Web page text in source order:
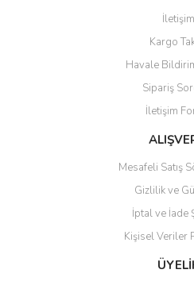
İletişim
Kargo
Havale
Sipariş
İletişim
Mesafeli Satış
Gizlilik ve
İptal ve İade
Kişisel Veriler